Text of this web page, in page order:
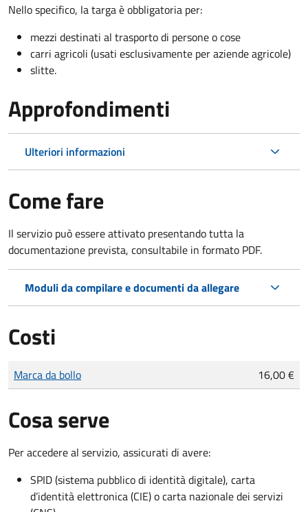
Nello specifico, la targa è obbligatoria per:
mezzi destinati al trasporto di persone o cose
carri agricoli (usati esclusivamente per aziende agricole)
slitte.
Approfondimenti
Ulteriori informazioni
Come fare
Il servizio può essere attivato presentando tutta la
documentazione prevista, consultabile in formato PDF.
Moduli da compilare e documenti da allegare
Costi
Tipo di pagamento
Importo
Marca da bollo 16,00 €
Cosa serve
Per accedere al servizio, assicurati di avere:
SPID (sistema pubblico di identità digitale), carta
d’identità elettronica (CIE) o carta nazionale dei servizi